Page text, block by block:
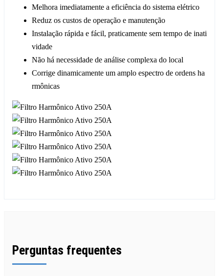
Melhora imediatamente a eficiência do sistema elétrico
Reduz os custos de operação e manutenção
Instalação rápida e fácil, praticamente sem tempo de inati
vidade
Não há necessidade de análise complexa do local
Corrige dinamicamente um amplo espectro de ordens ha
rmônicas
Perguntas frequentes